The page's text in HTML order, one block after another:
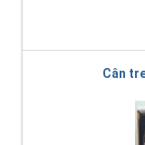
Cân